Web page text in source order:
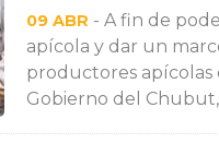
09 ABR - A fin de
apícola y dar un
productores apícolas
Gobierno del Chubut,